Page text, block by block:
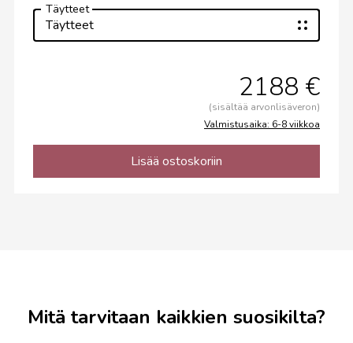
Täytteet
Täytteet
2188 €
(sisältää arvonlisäveron)
Valmistusaika: 6-8 viikkoa
Lisää ostoskoriin
Mitä tarvitaan kaikkien suosikilta?